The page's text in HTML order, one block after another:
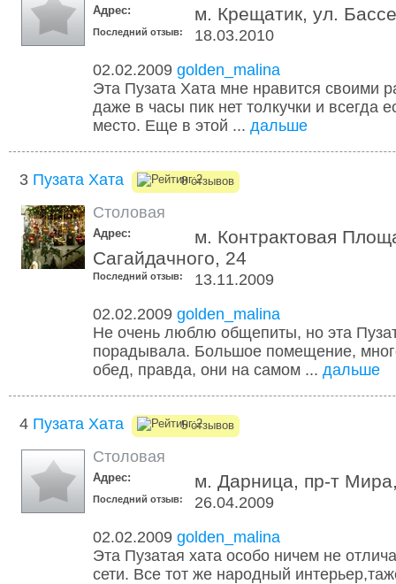
Адрес: м. Крещатик, ул.
Последний отзыв:
18.03.2010
02.02.2009 golden_malina
Эта Пузата Хата мне нравится своими
даже в часы пик нет толкучки и всегда
место. Еще в этой ... дальше
3 Пузата Хата 8 отзывов
Столовая
Адрес:
м. Контрактовая
Сагайдачного, 24
Последний отзыв:
13.11.2009
02.02.2009 golden_malina
Не очень люблю общепиты, но эта
порадывала. Большое помещение,
обед, правда, они на самом ... дальше
4 Пузата Хата 5 отзывов
Столовая
Адрес: м. Дарница, пр-т
Последний отзыв:
26.04.2009
02.02.2009 golden_malina
Эта Пузатая хата особо ничем не
сети. Все тот же народный